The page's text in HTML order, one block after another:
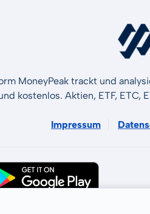
MoneyPeak trackt und
kostenlos. Aktien, ETF, ETC,
Impressum